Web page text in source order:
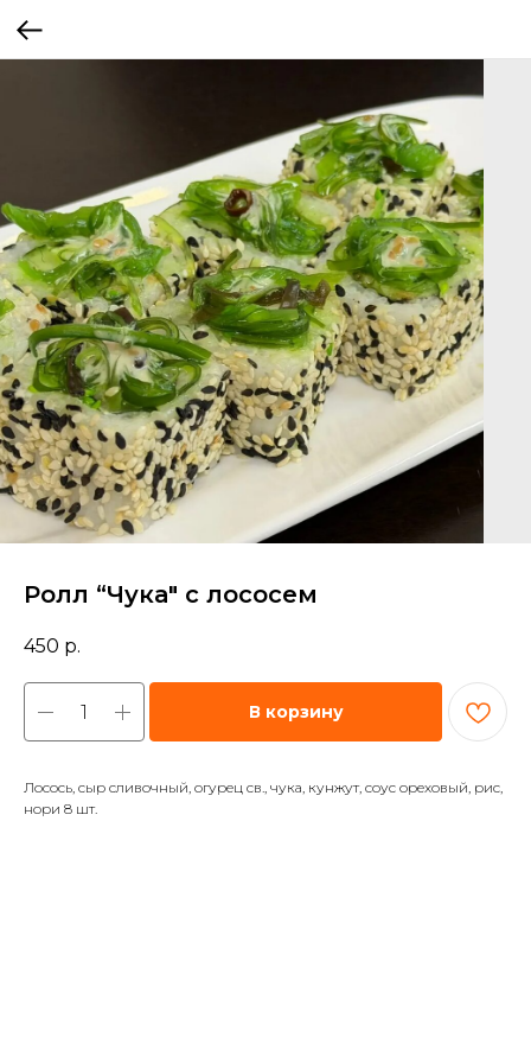
Ролл “Чука" с лососем
450 р.
В корзину
Лосось, сыр сливочный, огурец св., чука, кунжут, соус ореховый, рис,
нори 8 шт.